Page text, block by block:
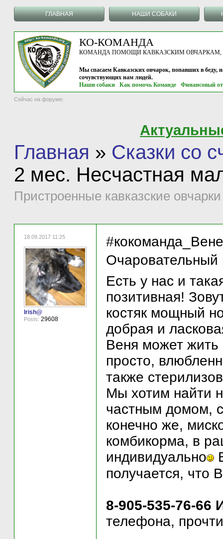
ГЛАВНАЯ НАШИ СОБАКИ
КО-КОМАНДА
КОМАНДА ПОМОЩИ КАВКАЗСКИМ ОВЧАРКАМ, г.
Мы спасаем Кавказских овчарок, попавших в беду,
сочувствующих нам людей.
Наши собаки
Как помочь Команде Финансовый
Сейчас на форуме:
Главная » Сказки со
2 мес. Несчастная
Пристроенные кавказские овчарки
18.09.2017 11:25
Irish@
Posts: 29608
Есть у нас и
позитивная!
костяк мощный
добрая и
Веня может жить
просто,
также
Мы хотим найти
частным домом,
конечно же,
комбикорма, в
индивидуально
получается,
8-905-535-76-66
телефона,